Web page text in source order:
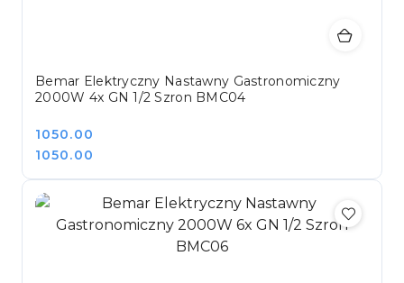
Bemar Elektryczny Nastawny Gastronomiczny
2000W 4x GN 1/2 Szron BMC04
Cena:
1050.00
Cena:
1050.00